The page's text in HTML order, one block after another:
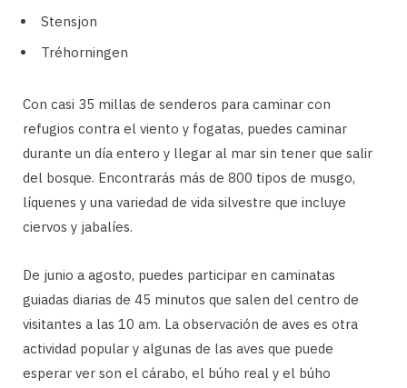
Stensjon
Tréhorningen
Con casi 35 millas de senderos para caminar con
refugios contra el viento y fogatas, puedes caminar
durante un día entero y llegar al mar sin tener que salir
del bosque. Encontrarás más de 800 tipos de musgo,
líquenes y una variedad de vida silvestre que incluye
ciervos y jabalíes.
De junio a agosto, puedes participar en caminatas
guiadas diarias de 45 minutos que salen del centro de
visitantes a las 10 am. La observación de aves es otra
actividad popular y algunas de las aves que puede
esperar ver son el cárabo, el búho real y el búho